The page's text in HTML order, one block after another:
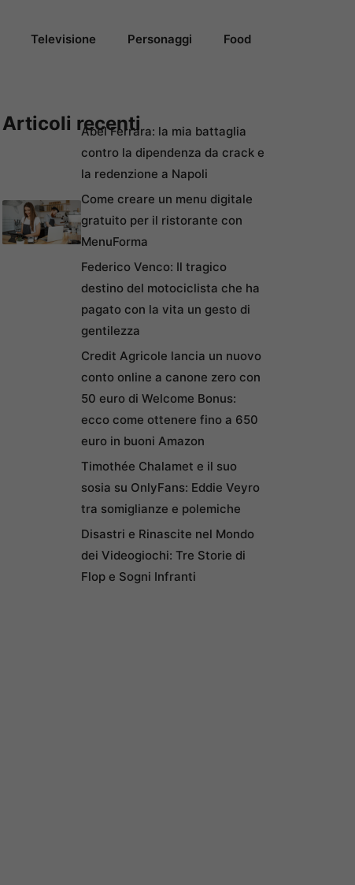
Televisione Personaggi Food
Articoli recentiAbel Ferrara: la mia battaglia
contro la dipendenza da crack e
la redenzione a Napoli
Come creare un menu digitale
gratuito per il ristorante con
MenuForma
Federico Venco: Il tragico
destino del motociclista che ha
pagato con la vita un gesto di
gentilezza
Credit Agricole lancia un nuovo
conto online a canone zero con
50 euro di Welcome Bonus:
ecco come ottenere fino a 650
euro in buoni Amazon
Timothée Chalamet e il suo
sosia su OnlyFans: Eddie Veyro
tra somiglianze e polemiche
Disastri e Rinascite nel Mondo
dei Videogiochi: Tre Storie di
Flop e Sogni Infranti